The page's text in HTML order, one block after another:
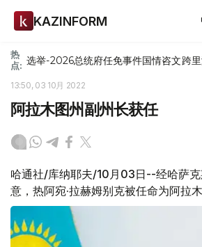
KAZINFORM
热
点: 选举-2026总统府任免事件国情咨文跨
13:50, 03 10月 2022
阿拉木图州副州长获任
哈通社/库纳耶夫/10月03日--经哈萨
意，热阿宛·拉赫姆别克被任命为阿拉